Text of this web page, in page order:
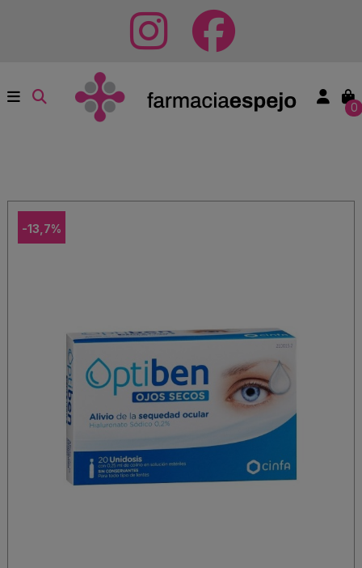
0
-13,7%